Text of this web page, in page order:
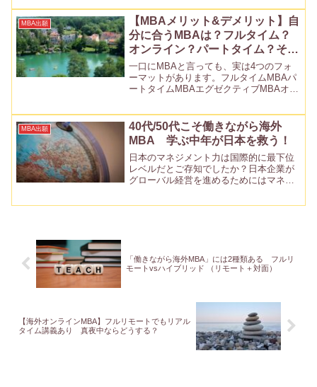
らそこまで英語が話せなくても大丈夫で
す。その理由は3つあります。それぞれに
ついて以下で詳しく...
MBA出願
【MBAメリット&デメリット】自
分に合うMBAは？フルタイム？
オンライン？パートタイム？それ
ともエグゼクティブ？
一口にMBAと言っても、実は4つのフォ
ーマットがあります。フルタイムMBAパ
ートタイムMBAエグゼクティブMBAオン
いる方もいらっしゃると思います。この
記事ではそれぞれのメリット、デメリッ
トについて詳し...
MBA出願
40代/50代こそ働きながら海外
MBA 学ぶ中年が日本を救う！
日本のマネジメント力は国際的に最下位
レベルだとご存知でしたか？日本企業が
グローバル経営を進めるためにはマネジ
からこそ、マネジメント層である40-50代
「働きながら海外MBA」には2種類ある フルリ
モートvsハイブリッド （リモート＋対面）
【海外オンラインMBA】フルリモートでもリアル
タイム講義あり 真夜中ならどうする？